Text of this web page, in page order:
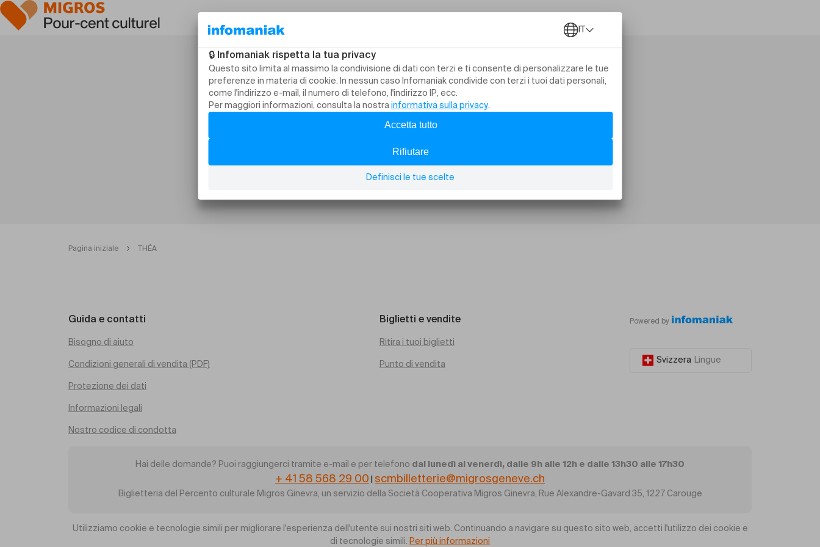
Pagina iniziale THÉA
Guida e contatti
Bisogno di aiuto
Condizioni generali di vendita (PDF)
Protezione dei dati
Informazioni legali
Nostro codice di condotta
Biglietti e vendite
Ritira i tuoi biglietti
Punto di vendita
Powered by
Svizzera Lingue
Hai delle domande? Puoi raggiungerci tramite e-mail e per telefono dal lunedì al venerdì, dalle 9h alle 12h e dalle 13h30 alle 17h30
+ 41 58 568 29 00 scmbilletterie@migrosgeneve.ch
Biglietteria del Percento culturale Migros Ginevra, un servizio della Società Cooperativa Migros Ginevra, Rue Alexandre-Gavard 35, 1227 Carouge
Utilizziamo cookie e tecnologie simili per migliorare l'esperienza dell'utente sui nostri siti web. Continuando a navigare su questo sito web, accetti l'utilizzo dei cookie e
di tecnologie simili. Per più informazioni